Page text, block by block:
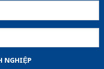
NGHIỆP